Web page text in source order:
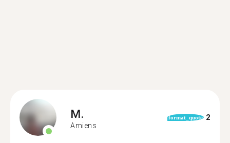
M.
Amiens
format_quote 2